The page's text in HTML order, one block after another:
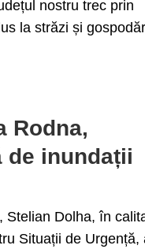
nostru trec prin
la străzi și
Rodna,
de inundații
Stelian Dolha, în
Situații de Urgență,